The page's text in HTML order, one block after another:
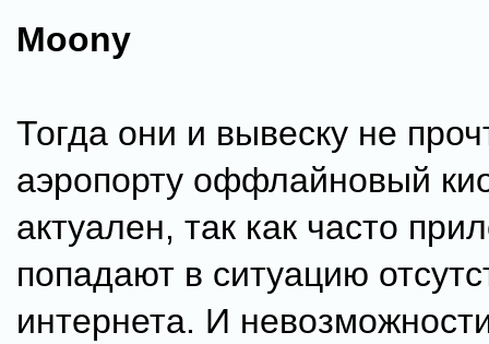
Moony
Тогда они и вывеску не
аэропорту оффлайновый
актуален, так как часто
попадают в ситуацию
интернета. И